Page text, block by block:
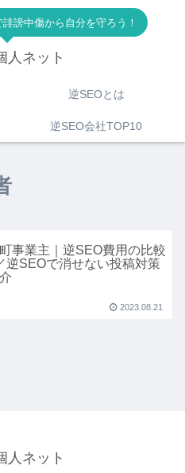
謗中傷から自分を守ろう！
人ネット
逆SEOとは
逆SEO会社TOP10
事業主｜逆SEO費用の比較
逆SEOで消せない投稿対策
2023.08.21
人ネット